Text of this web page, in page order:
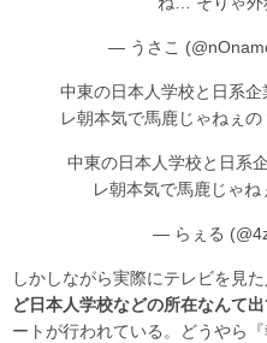
— うさこ
中東の日本人学校と日系
レ朝本気で馬鹿じゃねぇ
中東の日本人学校と日系
レ朝本気で馬鹿じゃ
— らぇる
しかしながら実際にテレビを見
ど日本人学校などの所在なんて
ートが行われている。どうやら